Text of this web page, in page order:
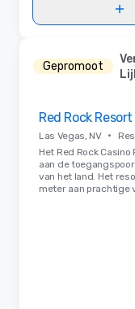
Gepromoot
Red Rock Resort
Las Vegas, NV •
Het Red Rock
aan de
van het land. Het
meter aan prachtige